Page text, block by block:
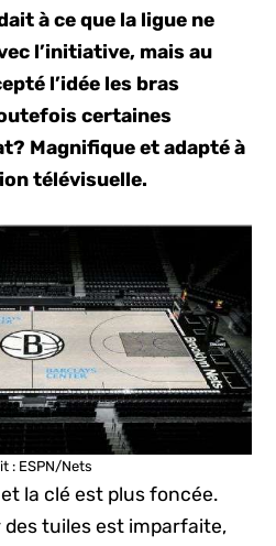
à ce que la ligue ne
l’initiative, mais au
l’idée les bras
certaines
Magnifique et adapté à
télévisuelle.
: ESPN/Nets
la clé est plus foncée.
tuiles est imparfaite,